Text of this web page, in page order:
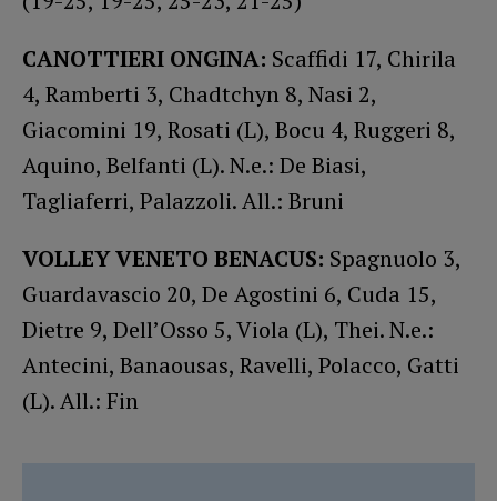
CANOTTIERI ONGINA: Scaffidi 17, Chirila
4, Ramberti 3, Chadtchyn 8, Nasi 2,
Giacomini 19, Rosati (L), Bocu 4, Ruggeri 8,
Aquino, Belfanti (L). N.e.: De Biasi,
Tagliaferri, Palazzoli. All.: Bruni
VOLLEY VENETO BENACUS: Spagnuolo 3,
Guardavascio 20, De Agostini 6, Cuda 15,
Dietre 9, Dell’Osso 5, Viola (L), Thei. N.e.:
Antecini, Banaousas, Ravelli, Polacco, Gatti
(L). All.: Fin